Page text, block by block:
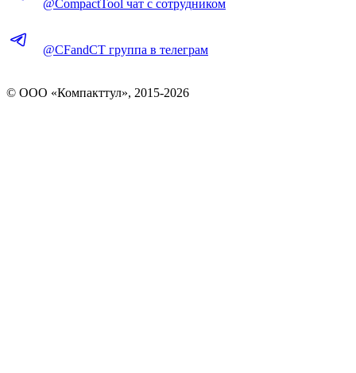
@CompactTool чат с сотрудником
@CFandCT группа в телеграм
© OOO «Компакттул», 2015-2026